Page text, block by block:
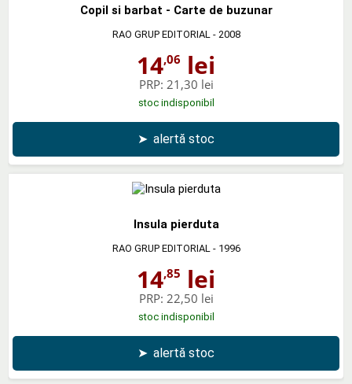
Copil si barbat - Carte de buzunar
RAO GRUP EDITORIAL - 2008
14,06 lei
PRP: 21,30 lei
stoc indisponibil
➤ alertă stoc
Insula pierduta
RAO GRUP EDITORIAL - 1996
14,85 lei
PRP: 22,50 lei
stoc indisponibil
➤ alertă stoc